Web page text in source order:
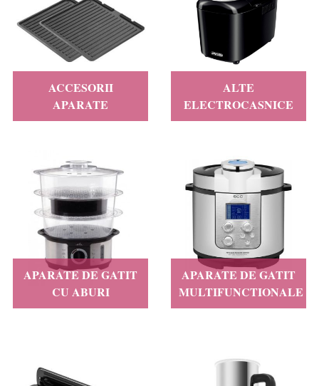
ACCESORII
APARATE
ALTE
ELECTROCASNICE
APARATE DE GATIT
CU ABURI
APARATE DE GATIT
MULTIFUNCTIONALE